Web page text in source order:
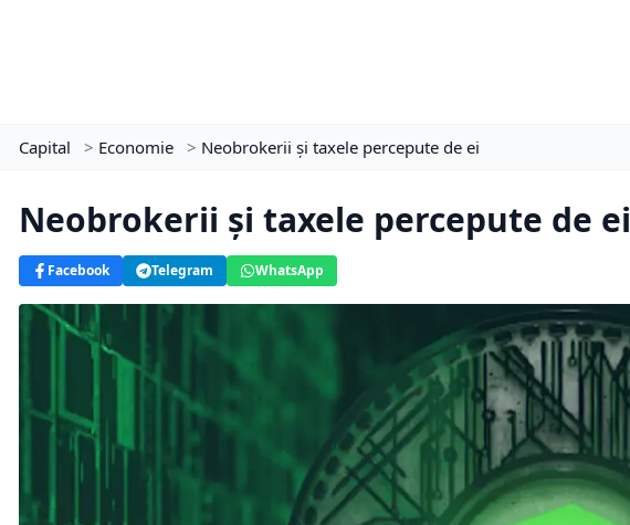
Capital > Economie > Neobrokerii şi taxele percepute de ei
Neobrokerii şi taxele percepute de ei
Facebook Telegram WhatsApp